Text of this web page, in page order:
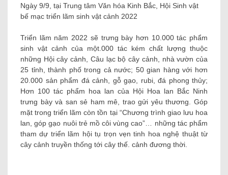
Ngày 9/9, tại Trung tâm Văn hóa Kinh Bắc, Hội Sinh vật
bế mạc triển lãm sinh vật cảnh 2022
Triển lãm năm 2022 sẽ trưng bày hơn 10.000 tác phẩm
sinh vật cảnh của một.000 tác kém chất lượng thuộc
những Hội cây cảnh, Câu lạc bộ cây cảnh, nhà vườn của
25 tỉnh, thành phố trong cả nước; 50 gian hàng với hơn
20.000 sản phẩm đá cảnh, gỗ gạo, rubi, đá phong thủy;
Hơn 100 tác phẩm hoa lan của Hội Hoa lan Bắc Ninh
trưng bày và san sẻ ham mê, trao gửi yêu thương. Góp
mặt trong triển lãm còn tồn tại “Chương trình giao lưu hoa
lan, góp gạo nuôi trẻ mồ côi vùng cao”… những tác phẩm
tham dự triển lãm hội tụ trọn vẹn tinh hoa nghệ thuật từ
cây cảnh truyền thống tới cây thế. cảnh đương thời.